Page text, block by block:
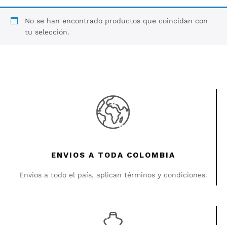
No se han encontrado productos que coincidan con
tu selección.
ENVIOS A TODA COLOMBIA
Envios a todo el país, aplican términos y condiciones.